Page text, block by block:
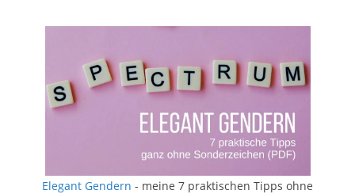
Elegant Gendern - meine 7 praktischen Tipps ohne